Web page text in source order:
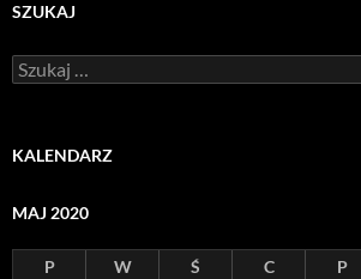
SZUKAJ
Szukaj:
KALENDARZ
MAJ 2020
P W Ś C P